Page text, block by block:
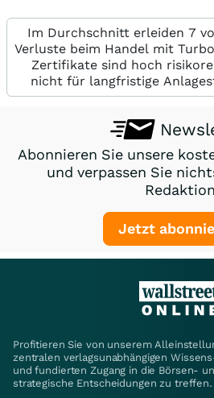
Im Durchschnitt erleiden 7
Verluste beim Handel mit
Zertifikate sind hoch
nicht für langfristige
Abonnieren Sie unsere
und verpassen Sie
Redaktion
Jetzt
Profitieren Sie von unserem
zentralen verlagsunabhängigen
und fundierten Zugang in die Börsen-
strategische Entscheidungen zu treffen.